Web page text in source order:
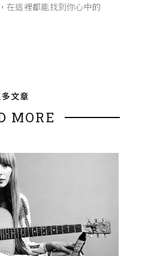
在這裡都能找到你心中的
文章
MORE